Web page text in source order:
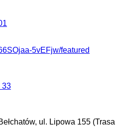
5vEFjw/featured
33
ul. Lipowa 155